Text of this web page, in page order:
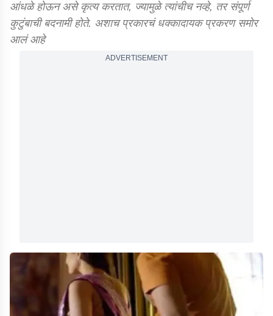
आंधळे होऊन असे कृत्य करतात, ज्यामुळे त्यांचीच नव्हे, तर संपूर्ण
कुटुंबाची बदनामी होते. अशाच प्रकारचं धक्कादायक प्रकरण समोर
आलं आहे
ADVERTISEMENT